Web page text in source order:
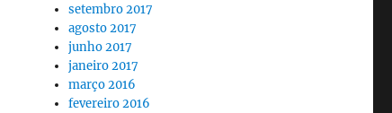
setembro 2017
agosto 2017
junho 2017
janeiro 2017
março 2016
fevereiro 2016